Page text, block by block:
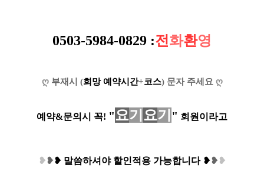
0503-5984-0829 :전화환영
ღ 부재시 (희망 예약시간+코스) 문자 주세요 ღ
예약&문의시 꼭! "요기 요기 " 회원이라고
❥❥❥ 말씀하셔야 할인적용 가능합니다 ❥❥❥